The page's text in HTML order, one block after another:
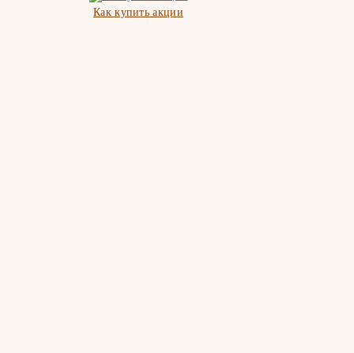
Как купить акции